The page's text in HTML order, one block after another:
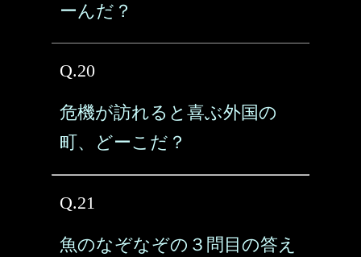
ーんだ？
Q.20
危機が訪れると喜ぶ外国の
町、どーこだ？
Q.21
魚のなぞなぞの３問目の答え